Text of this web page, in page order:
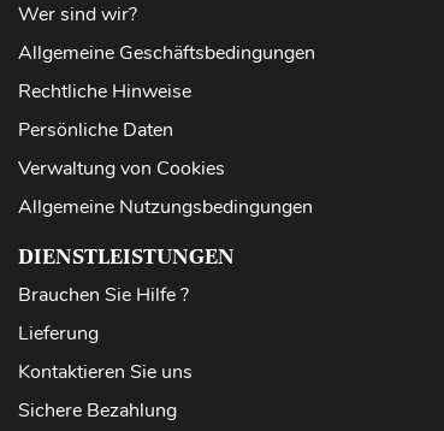
Wer sind wir?
Allgemeine Geschäftsbedingungen
Rechtliche Hinweise
Persönliche Daten
Verwaltung von Cookies
Allgemeine Nutzungsbedingungen
DIENSTLEISTUNGEN
Brauchen Sie Hilfe ?
Lieferung
Kontaktieren Sie uns
Sichere Bezahlung